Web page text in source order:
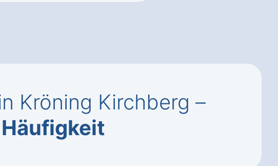
Kröning Kirchberg –
Häufigkeit